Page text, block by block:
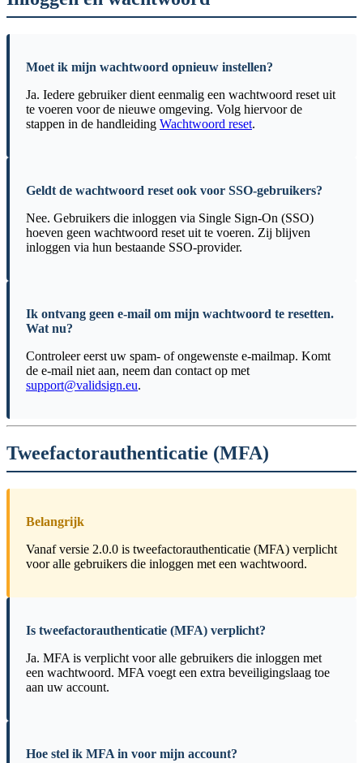
Moet ik mijn wachtwoord opnieuw instellen?
Ja. Iedere gebruiker dient eenmalig een wachtwoord reset uit
te voeren voor de nieuwe omgeving. Volg hiervoor de
stappen in de handleiding Wachtwoord reset.
Geldt de wachtwoord reset ook voor SSO-gebruikers?
Nee. Gebruikers die inloggen via Single Sign-On (SSO)
hoeven geen wachtwoord reset uit te voeren. Zij blijven
inloggen via hun bestaande SSO-provider.
Ik ontvang geen e-mail om mijn wachtwoord te resetten.
Wat nu?
Controleer eerst uw spam- of ongewenste e-mailmap. Komt
de e-mail niet aan, neem dan contact op met
support@validsign.eu.
Tweefactorauthenticatie (MFA)
Belangrijk
Vanaf versie 2.0.0 is tweefactorauthenticatie (MFA) verplicht
voor alle gebruikers die inloggen met een wachtwoord.
Is tweefactorauthenticatie (MFA) verplicht?
Ja. MFA is verplicht voor alle gebruikers die inloggen met
een wachtwoord. MFA voegt een extra beveiligingslaag toe
aan uw account.
Hoe stel ik MFA in voor mijn account?